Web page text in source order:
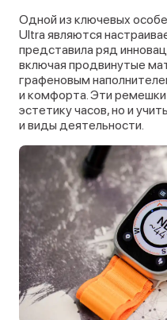
Одной из ключевых
Ultra являются
представила ряд
включая продвинутые
графеновым
и комфорта. Эти
эстетику часов, но и
и виды деятельности.